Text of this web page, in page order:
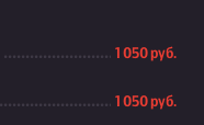
1 050 руб.
1 050 руб.